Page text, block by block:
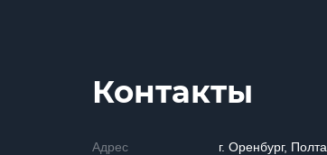
Контакты
Адрес г. Оренбург,